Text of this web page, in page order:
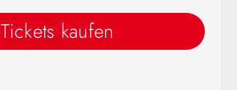
Tickets kaufen